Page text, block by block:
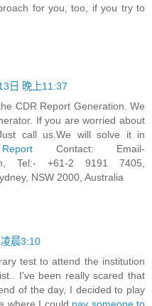
for you, too, if you try to
日 晚上11:37
CDR Report Generation. We
If you are worried about
call us.We will solve it in
Contact: Email-
, Tel:- +61-2 9191 7405,
NSW 2000, Australia
晨3:10
test to attend the institution
I've been really scared that
of the day, I decided to play
where I could pay someone to